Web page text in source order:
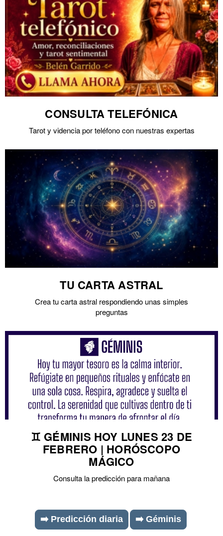
CONSULTA TELEFÓNICA
Tarot y videncia por teléfono con nuestras expertas
TU CARTA ASTRAL
Crea tu carta astral respondiendo unas simples
preguntas
♊ GÉMINIS HOY LUNES 23 DE
FEBRERO | HORÓSCOPO
MÁGICO
Consulta la predicción para mañana
➡️ Predicción diaria ➡️ Géminis